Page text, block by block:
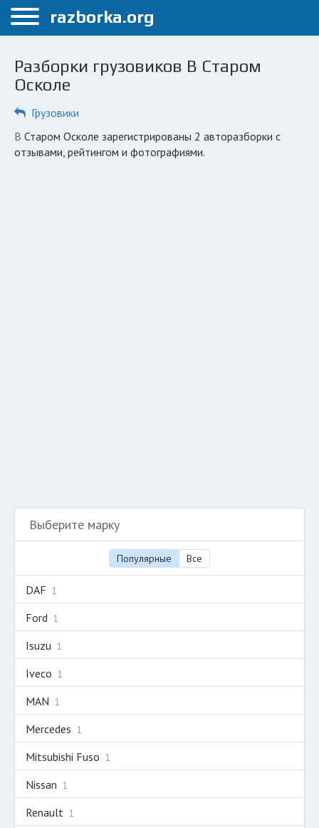
Меню
Старый Оскол
Каталог разборок
Вопрос автоюристу
Разборки грузовиков В Старом
Осколе
Грузовики
В Старом Осколе зарегистрированы 2 авторазборки с
отзывами, рейтингом и фотографиями.
Выберите марку
Популярные Все
DAF 1
Ford 1
Isuzu 1
Iveco 1
MAN 1
Mercedes 1
Mitsubishi Fuso 1
Nissan 1
Renault 1
razborka.org